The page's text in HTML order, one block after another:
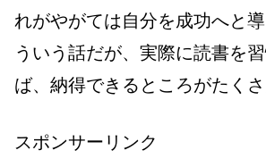
れがやがては自分を成功へと
ういう話だが、実際に読書を
ば、納得できるところがたくさ
スポンサーリンク